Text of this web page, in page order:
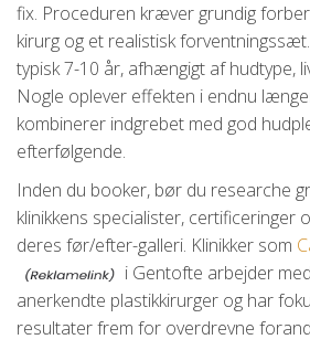
fix. Proceduren kræver grundig
kirurg og et realistisk
typisk 7-10 år, afhængigt af hudtype,
Nogle oplever effekten i endnu
kombinerer indgrebet med god
efterfølgende.
Inden du booker, bør du researche
klinikkens specialister, certificeringer
deres før/efter-galleri. Klinikker som
i Gentofte arbejder
anerkendte plastikkirurger og har
resultater frem for overdrevne